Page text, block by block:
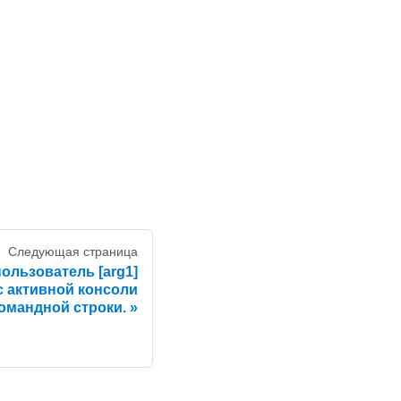
Следующая страница
[arg1]
активной консоли
строки.